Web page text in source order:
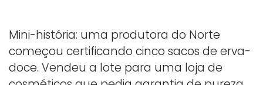
Mini-história: uma produtora do Norte
começou certificando cinco sacos de erva-
doce. Vendeu a lote para uma loja de